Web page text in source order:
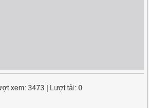
xem: 3473 | Lượt tải: 0